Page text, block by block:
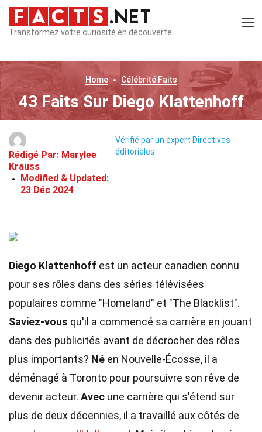
Transformez votre curiosité en découverte
Home CélébritéFaits
43 Faits Sur Diego Klattenhoff
Rédigé Par: Marylee
Krauss
Modified & Updated:
23 Déc 2024
Vérifié par un expert Directives
éditoriales
Diego Klattenhoff est un acteur canadien connu
pour ses rôles dans des séries télévisées
populaires comme "Homeland" et "The Blacklist".
Saviez-vous qu'il a commencé sa carrière en jouant
dans des publicités avant de décrocher des rôles
plus importants? Né en Nouvelle-Écosse, il a
déménagé à Toronto pour poursuivre son rêve de
devenir acteur. Avec une carrière qui s'étend sur
plus de deux décennies, il a travaillé aux côtés de